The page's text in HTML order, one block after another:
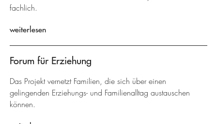
fachlich.
weiterlesen
Forum für Erziehung
Das Projekt vernetzt Familien, die sich über einen
gelingenden Erziehungs- und Familienalltag austauschen
können.